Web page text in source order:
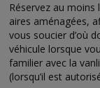
Réservez au
aires aménagées,
vous soucier d’où
véhicule lorsque
familier avec la
(lorsqu’il est